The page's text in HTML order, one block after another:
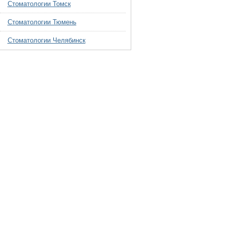
Стоматологии Томск
Стоматологии Тюмень
Стоматологии Челябинск